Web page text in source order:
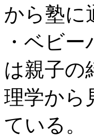
から塾に
・ベビ
は親子の
理学から
ている。